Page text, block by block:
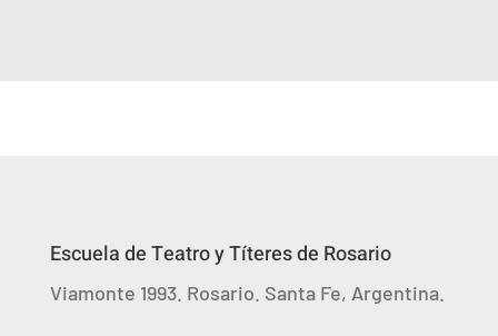
Escuela de Teatro y Títeres de Rosario
Viamonte 1993. Rosario. Santa Fe, Argentina.